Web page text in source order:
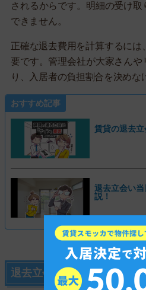
されるからです。明細の受け
できません。
正確な退去費用を計算するに
要です。管理会社が大家さんや
り、入居者の負担割合を決めな
おすすめ記事
賃貸の退去
退去立会い
説！
退去立会いできないときの